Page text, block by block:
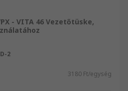
- VITA 46 Vezetőtüske,
2
3180 Ft/egység